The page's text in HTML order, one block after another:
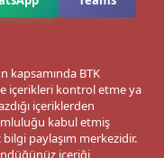
kapsamında BTK
içerikleri kontrol etme ya
içeriklerden
kabul etmiş
bilgi paylaşım merkezidir.
içeriği